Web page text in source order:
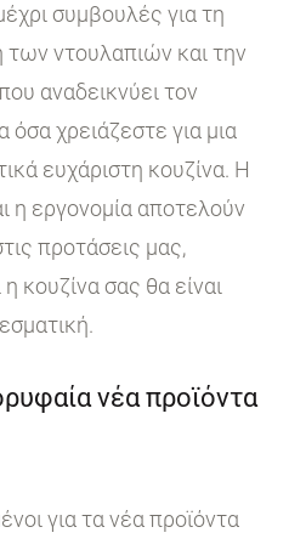
συμβουλές για τη
ντουλαπιών και την
αναδεικνύει τον
χρειάζεστε για μια
ευχάριστη κουζίνα. Η
η εργονομία αποτελούν
προτάσεις μας,
κουζίνα σας θα είναι
νέα προϊόντα
για τα νέα προϊόντα